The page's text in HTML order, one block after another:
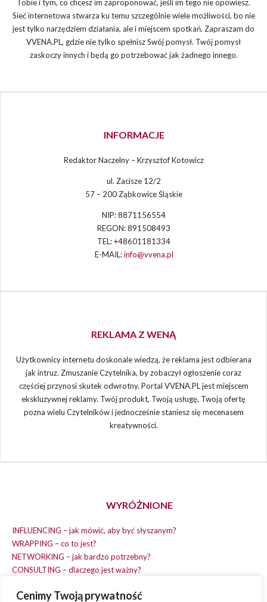
Cenimy Twoją prywatność
Tobie i tym, co chcesz im zaproponować, jeśli im tego nie opowiesz.
Sieć internetowa stwarza ku temu szczególnie wiele możliwości, bo nie
jest tylko narzędziem działania, ale i miejscem spotkań. Zapraszam do
VVENA.PL, gdzie nie tylko spełnisz Swój pomysł. Twój pomysł
zaskoczy innych i będą go potrzebować jak żadnego innego.
INFORMACJE
Redaktor Naczelny – Krzysztof Kotowicz
ul. Zacisze 12/2
57 – 200 Ząbkowice Śląskie
NIP: 8871156554
REGON: 891508493
TEL: +48601181334
E-MAIL:info@vvena.pl
REKLAMA Z WENĄ
Użytkownicy internetu doskonale wiedzą, że reklama jest odbierana
jak intruz. Zmuszanie Czytelnika, by zobaczył ogłoszenie coraz
częściej przynosi skutek odwrotny. Portal VVENA.PL jest miejscem
ekskluzywnej reklamy. Twój produkt, Twoją usługę, Twoją ofertę
pozna wielu Czytelników i jednocześnie staniesz się mecenasem
kreatywności.
WYRÓŻNIONE
INFLUENCING – jak mówić, aby być słyszanym?
WRAPPING – co to jest?
NETWORKING – jak bardzo potrzebny?
CONSULTING – dlaczego jest ważny?
EARNING – jak zarobić na dobrym pomyśle?